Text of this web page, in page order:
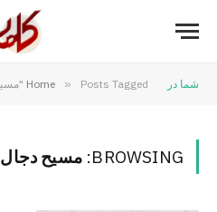
شما در Home » Posts Tagged "مسیح دجال"
BROWSING: مسیح دجال